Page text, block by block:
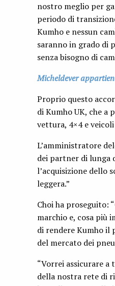
nostro meglio per
periodo di
Kumho e nessun
saranno in grado di
senza bisogno di
Micheldever
Proprio questo
di Kumho UK, che
vettura, 4×4 e
L’amministratore
dei partner di lunga
l’acquisizione dello
leggera.”
Choi ha proseguito:
marchio e, cosa più
di rendere Kumho il
del mercato dei
“Vorrei assicurare
della nostra rete di